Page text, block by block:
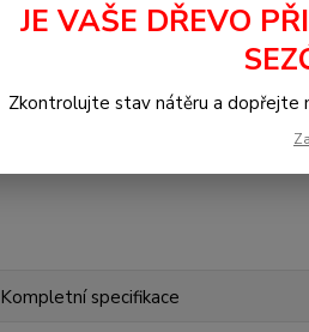
Kompletní specifikace
JE VAŠE DŘEVO
Zkontrolujte stav nátěru a dopřejte